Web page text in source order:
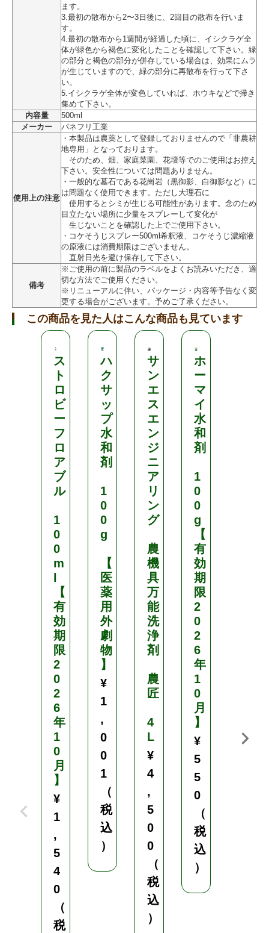
ます。
3.最初の散布から2〜3日後に、2回目の散布を行いま
す。
4.最初の散布から1週間が経過した頃に、イシクラゲ全
体が緑色から褐色に変化したことを確認して下さい。緑
の部分と褐色の部分が併存している場合は、効果にムラ
が生じていますので、緑の部分に再散布を行って下さ
い。
5.イシクラゲ全体が変色していれば、ホウキなどで掃き
集めて下さい。
内容量
500ml
メーカー
パネフリ工業
使用上の注意
・本製品は農薬として登録しておりませんので「非農耕
地専用」となっております。
そのため、畑、家庭菜園、花壇等でのご使用はお控え
下さい。安全性については問題ありません。
・一般的な墓石である花崗岩（黒御影、白御影など）に
は問題なく使用できます。ただし大理石に
使用するとシミが生じる可能性があります。念のため
目立たない場所に少量をスプレーして変化が
生じないことを確認した上でご使用下さい。
・コケそうじスプレー500ml希釈液、コケそうじ濃縮液
の原液には消費期限はございません。
直射日光を避け保存して下さい。
備考
※ご使用の前に製品のラベルをよくお読みいただき、適
切な方法でご使用ください。
※リニューアルに伴い、パッケージ・内容等予告なく変
更する場合がございます。予めご了承ください。
この商品を見た人はこんな商品も見ています
ス
ト
ロ
ビ
ー
フ
ロ
ア
ブ
ル
1
0
0
m
【
有
効
期
限
2
0
2
6
年
1
0
月
】
¥
1
,
5
4
0
（
税
ハ
ク
サ
ッ
プ
水
和
剤
1
0
0
g
【
医
薬
用
外
劇
物
】
¥
1
,
0
0
1
（
税
込
）
サ
ン
エ
ス
エ
ン
ジ
ニ
ア
リ
ン
グ
農
機
具
万
能
洗
浄
剤
農
匠
4
L
¥
4
,
5
0
0
（
税
込
）
ホ
ー
マ
イ
水
和
剤
1
0
0
g
【
有
効
期
限
2
0
2
6
年
1
0
月
】
¥
5
5
0
（
税
込
）
ト